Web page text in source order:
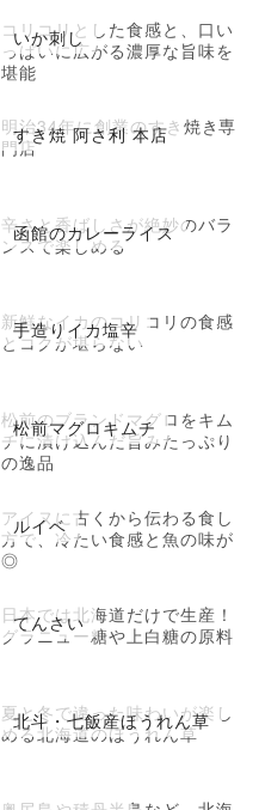
いか刺し
コリコリとした食感と、口い
っぱいに広がる濃厚な旨味を
堪能
すき焼 阿さ利 本店
明治34年に創業のすき焼き専
門店
函館のカレーライス
辛さと香ばしさが絶妙のバラ
ンスで楽しめる
手造りイカ塩辛
新鮮なイカのコリコリの食感
とコクが堪らない
松前マグロキムチ
松前のブランドマグロをキム
チに漬け込んだ旨みたっぷり
の逸品
ルイベ
アイヌに古くから伝わる食し
方で、冷たい食感と魚の味が
◎
てんさい
日本では北海道だけで生産！
グラニュー糖や上白糖の原料
北斗・七飯産ほうれん草
夏と冬で違った味わいが楽し
める北海道のほうれん草